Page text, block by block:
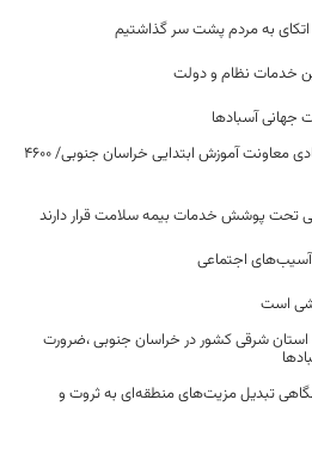
اتکای به مردم پشت سر گذاشتیم
خدمات نظام و دولت
جهانی آسبادها
تقدیر مقام عالی وزارت از عملکرد جهادی معاونت آموزش ابتدایی خراسان جنوبی/ ۴۶۰۰
آسیب‌های اجتماعی
است
استان شرقی کشور در خراسان جنوبی ،ضرورت
تبدیل مزیت‌های منطقه‌ای به ثروت و